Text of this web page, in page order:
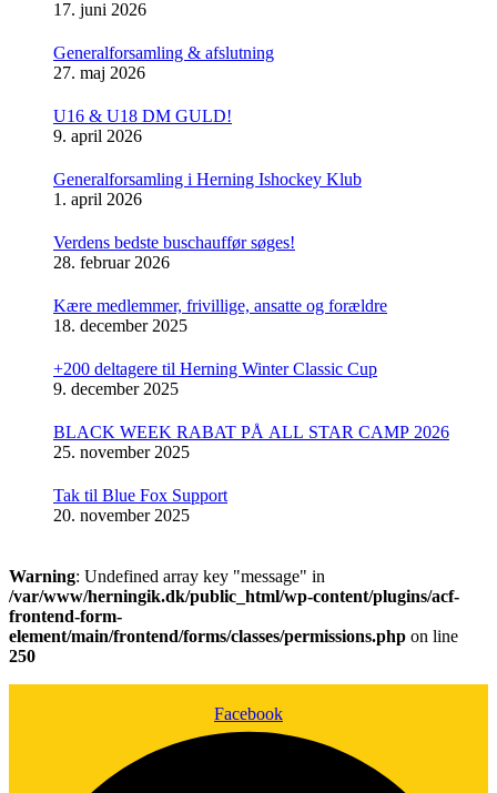
17. juni 2026
Generalforsamling & afslutning
27. maj 2026
U16 & U18 DM GULD!
9. april 2026
Generalforsamling i Herning Ishockey Klub
1. april 2026
Verdens bedste buschauffør søges!
28. februar 2026
Kære medlemmer, frivillige, ansatte og forældre
18. december 2025
+200 deltagere til Herning Winter Classic Cup
9. december 2025
BLACK WEEK RABAT PÅ ALL STAR CAMP 2026
25. november 2025
Tak til Blue Fox Support
20. november 2025
Warning: Undefined array key "message" in
/var/www/herningik.dk/public_html/wp-content/plugins/acf-
frontend-form-
element/main/frontend/forms/classes/permissions.php on line
250
Facebook